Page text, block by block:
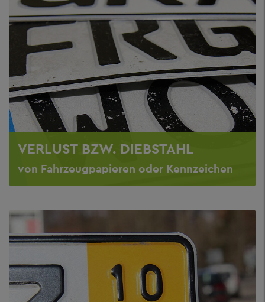
VERLUST BZW. DIEBSTAHL
von Fahrzeugpapieren oder Kennzeichen